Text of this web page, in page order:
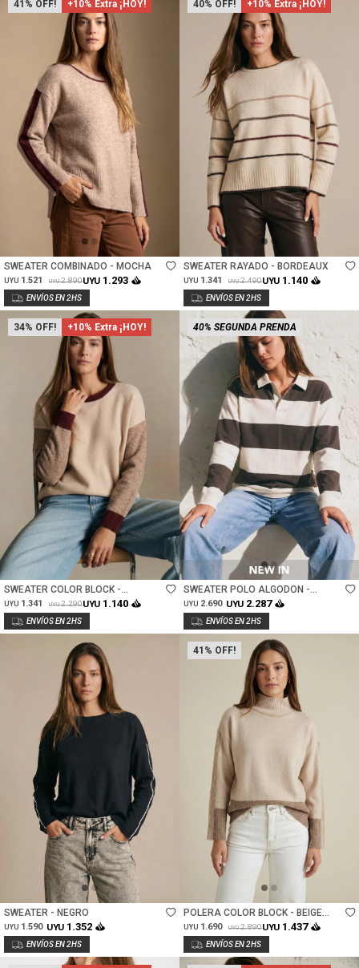
41 +10% Extra ¡HOY!
SWEATER COMBINADO - MOCHA
UYU 1.521 UYU 2.890UYU 1.293
40 +10% Extra ¡HOY!
Talle
SWEATER RAYADO - BORDEAUX
UYU 1.341 UYU 2.490UYU 1.140
34 +10% Extra ¡HOY!
Talle
SWEATER COLOR BLOCK -
BORDEAUX
UYU 1.341 UYU 2.290UYU 1.140
40% SEGUNDA PRENDA
Talle
SWEATER POLO ALGODON -
MARRON
UYU 2.690 UYU 2.287
Talle
SWEATER - NEGRO
UYU 1.590 UYU 1.352
41
POLERA COLOR BLOCK - BEIGE
MELANGE
UYU 1.690 UYU 2.890UYU 1.437